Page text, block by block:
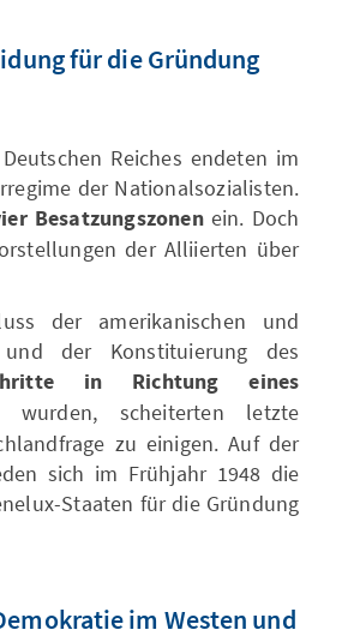
für die Gründung
Reiches endeten im
der Nationalsozialisten.
Besatzungszonenein. Doch
der Alliierten über
der amerikanischen und
der Konstituierung des
in Richtung eines
wurden, scheiterten letzte
zu einigen. Auf der
sich im Frühjahr 1948 die
Staaten für die Gründung
im Westen und